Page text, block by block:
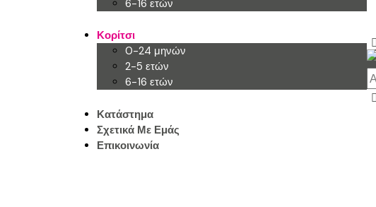
6-16 ετών
Κορίτσι
0-24 μηνών
2-5 ετών
6-16 ετών
Κατάστημα
Σχετικά Με Εμάς
Επικοινωνία